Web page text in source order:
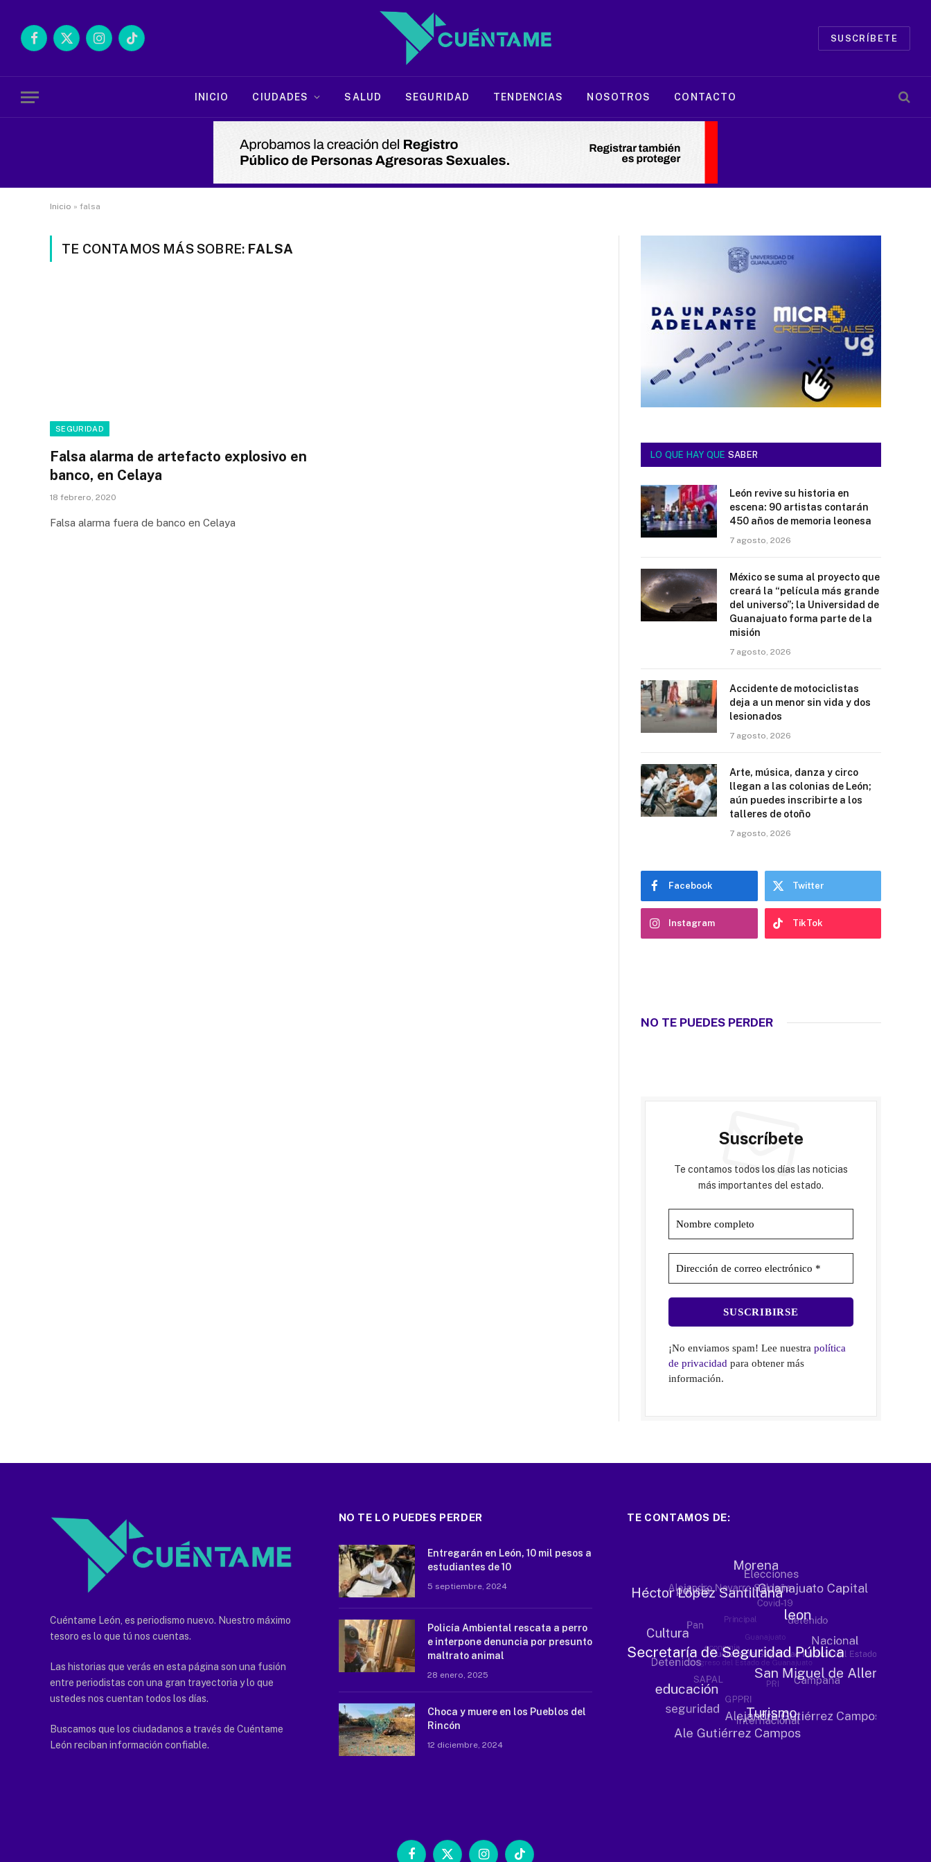
Facebook
X
InstagramTikTok
SUSCRÍBETE
INICIO CIUDADES SALUD SEGURIDAD TENDENCIAS NOSOTROS CONTACTO
Inicio » falsa
TE CONTAMOS MÁS SOBRE: FALSA
SEGURIDAD
Falsa alarma de artefacto explosivo en
banco, en Celaya
18 febrero, 2020
Falsa alarma fuera de banco en Celaya
LO QUE HAY QUE SABER
León revive su historia en
escena: 90 artistas contarán
450 años de memoria leonesa
7 agosto, 2026
México se suma al proyecto que
creará la “película más grande
del universo”; la Universidad de
Guanajuato forma parte de la
misión
7 agosto, 2026
Accidente de motociclistas
deja a un menor sin vida y dos
lesionados
7 agosto, 2026
Arte, música, danza y circo
llegan a las colonias de León;
aún puedes inscribirte a los
talleres de otoño
7 agosto, 2026
Facebook Twitter
Instagram TikTok
NO TE PUEDES PERDER
Suscríbete
Te contamos todos los días las noticias
más importantes del estado.
¡No enviamos spam! Lee nuestrapolítica
de privacidad para obtener más
información.
Cuéntame León, es periodismo nuevo. Nuestro máximo
tesoro es lo que tú nos cuentas.
Las historias que verás en esta página son una fusión
entre periodistas con una gran trayectoria y lo que
ustedes nos cuentan todos los días.
Buscamos que los ciudadanos a través de Cuéntame
León reciban información confiable.
NO TE LO PUEDES PERDER
Entregarán en León, 10 mil pesos a
estudiantes de 10
5 septiembre, 2024
Policía Ambiental rescata a perro
e interpone denuncia por presunto
maltrato animal
28 enero, 2025
Choca y muere en los Pueblos del
Rincón
12 diciembre, 2024
TE CONTAMOS DE:
Facebook
X InstagramTikTok